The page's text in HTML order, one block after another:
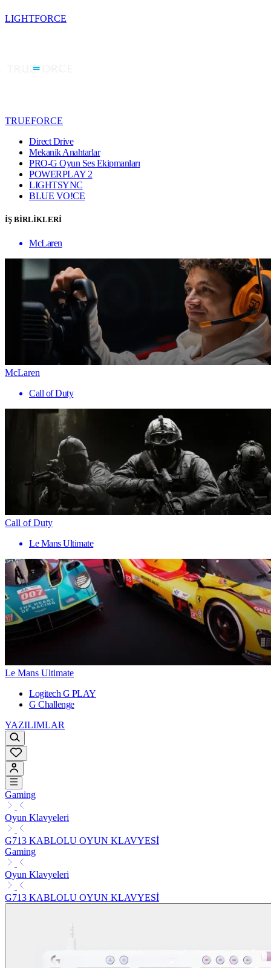
LIGHTFORCE
TRUEFORCE
Direct Drive
Mekanik Anahtarlar
PRO-G Oyun Ses Ekipmanları
POWERPLAY 2
LIGHTSYNC
BLUE VO!CE
İŞ BİRLİKLERİ
McLaren
McLaren
Call of Duty
Call of Duty
Le Mans Ultimate
Le Mans Ultimate
Logitech G PLAY
G Challenge
YAZILIMLAR
Gaming
Oyun Klavyeleri
G713 KABLOLU OYUN KLAVYESİ
Gaming
Oyun Klavyeleri
G713 KABLOLU OYUN KLAVYESİ